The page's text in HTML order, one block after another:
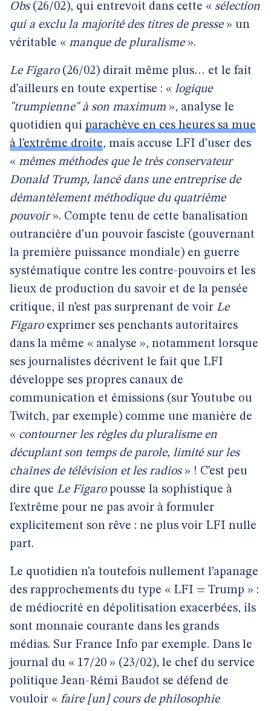
Obs(26/02), qui entrevoit dans cette « sélection
qui a exclu la majorité des titres de presse» un
véritable « manque de pluralisme».
Le Figaro(26/02) dirait même plus… et le fait
d’ailleurs en toute expertise : « logique
"trumpienne" à son maximum », analyse le
quotidien qui parachève en ces heures sa mue
à l’extrême droite, mais accuse LFI d’user des
« mêmes méthodes que le très conservateur
Donald Trump, lancé dans une entreprise de
démantèlement méthodique du quatrième
pouvoir». Compte tenu de cette banalisation
outrancière d’un pouvoir fasciste (gouvernant
la première puissance mondiale) en guerre
systématique contre les contre-pouvoirs et les
lieux de production du savoir et de la pensée
critique, il n’est pas surprenant de voir Le
Figaroexprimer ses penchants autoritaires
dans la même « analyse », notamment lorsque
ses journalistes décrivent le fait que LFI
développe ses propres canaux de
communication et émissions (sur Youtube ou
Twitch, par exemple) comme une manière de
« contourner les règles du pluralisme en
décuplant son temps de parole, limité sur les
chaînes de télévision et les radios» ! C’est peu
dire que Le Figaropousse la sophistique à
l’extrême pour ne pas avoir à formuler
explicitement son rêve : ne plus voir LFI nulle
part.
Le quotidien n’a toutefois nullement l’apanage
des rapprochements du type « LFI = Trump » :
de médiocrité en dépolitisation exacerbées, ils
sont monnaie courante dans les grands
médias. Sur France Info par exemple. Dans le
journal du « 17/20 » (23/02), le chef du service
politique Jean-Rémi Baudot se défend de
vouloir « faire [un] cours de philosophie